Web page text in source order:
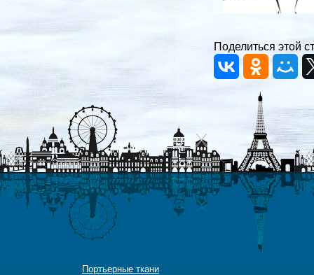
Поделиться этой
Портьерные ткани